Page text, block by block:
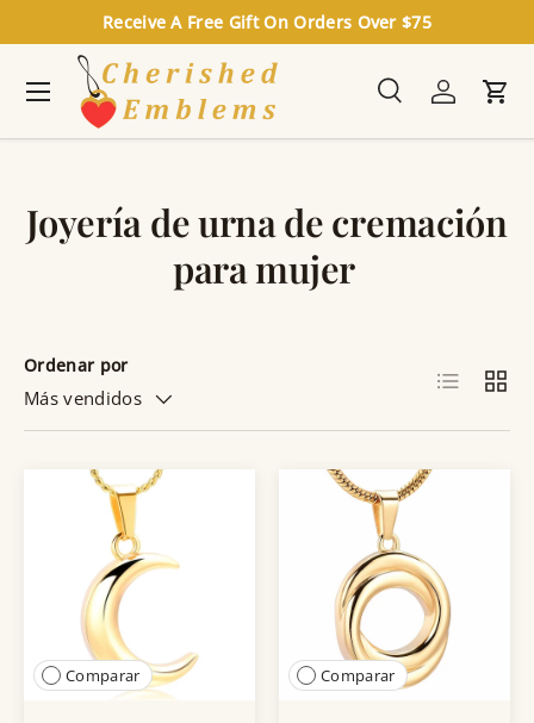
Ir al contenido
Receive A Free Gift On Orders Over $75
Buscar
BuscarIniciar
Menú
Joyería de urna de cremación
para mujer
Ordenar por
Más vendidos
Lista
Comparar Comparar